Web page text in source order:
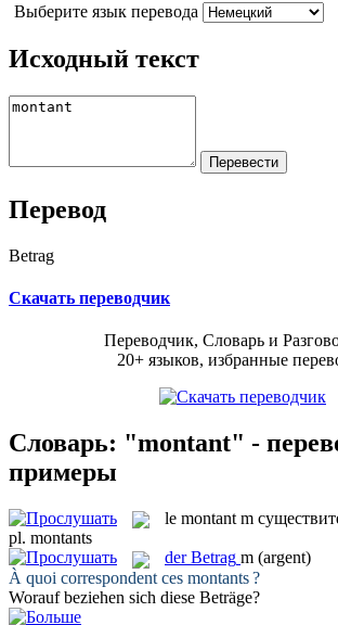
Выберите язык перевода
Исходный текст
Перевод
Betrag
Скачать переводчик
Переводчик, Словарь и
20+ языков, избранные
Словарь: "montant" -
примеры
le montant m
pl. montants
derBetrag m (argent)
À quoi correspondent ces montants?
Worauf beziehen sich diese Beträge?